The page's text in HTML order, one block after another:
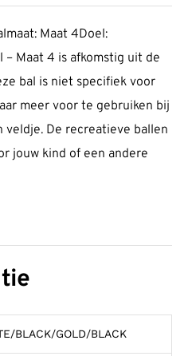
Maat 4Doel:
– Maat 4 is afkomstig uit de
bal is niet specifiek voor
meer voor te gebruiken bij
De recreatieve ballen
jouw kind of een andere
BLACK/GOLD/BLACK